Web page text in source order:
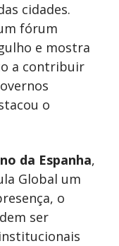
cidades.
fórum
e mostra
a contribuir
o
da Espanha,
Global um
o
ser